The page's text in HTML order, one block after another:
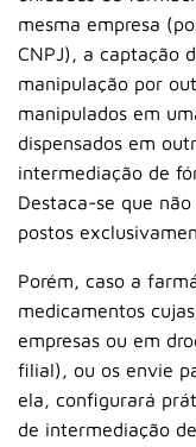
mesma empresa
CNPJ), a captação
manipulação por
manipulados em
dispensados em
intermediação de
Destaca-se que
postos
Porém, caso a
medicamentos
empresas ou em
filial), ou os envie
ela, configurará
de intermediação